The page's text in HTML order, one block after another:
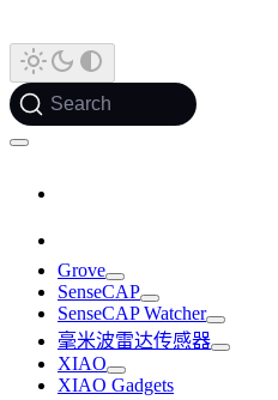
Search
Grove
SenseCAP
SenseCAP Watcher
毫米波雷达传感器
XIAO
XIAO Gadgets